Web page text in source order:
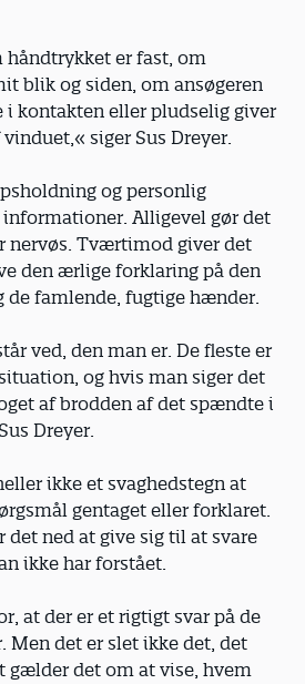
håndtrykket er fast, om
blik og siden, om ansøgeren
i kontakten eller pludselig giver
siger Sus Dreyer.
og personlig
Alligevel gør det
nervøs. Tværtimod giver det
den ærlige forklaring på den
de famlende, fugtige hænder.
ved, den man er. De fleste er
og hvis man siger det
af brodden af det spændte i
Dreyer.
ikke et svaghedstegn at
gentaget eller forklaret.
ned at give sig til at svare
ikke har forstået.
at der er et rigtigt svar på de
Men det er slet ikke det, det
gælder det om at vise, hvem